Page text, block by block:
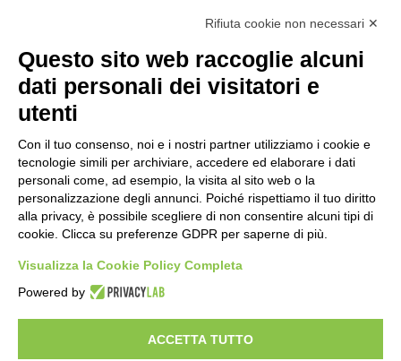
partire dalle ore 18
1 ora fa
Ex mercato Selinunte, via libera alle
linee di indirizzo per il nuovo spazio
socio-aggregativo dedicato ai giovani
Assegnati a Sogemi quattro mercati
comunali coperti
4 ore fa
A Santa Giulia tre nuove vie dedicate a
Guidi Cingolani, Zampori e Marchelli
10 ore fa
Rifiuta cookie non necessari ✕
Questo sito web raccoglie alcuni
dati personali dei visitatori e
utenti
Con il tuo consenso, noi e i nostri partner utilizziamo i cookie e
tecnologie simili per archiviare, accedere ed elaborare i dati
personali come, ad esempio, la visita al sito web o la
personalizzazione degli annunci. Poiché rispettiamo il tuo diritto
alla privacy, è possibile scegliere di non consentire alcuni tipi di
cookie. Clicca su preferenze GDPR per saperne di più.
Visualizza la Cookie Policy Completa
Powered by
ACCETTA TUTTO